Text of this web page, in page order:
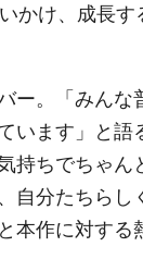
かけ、成長す
。「みんな
います」と語
持ちでちゃん
自分たちらし
作に対する